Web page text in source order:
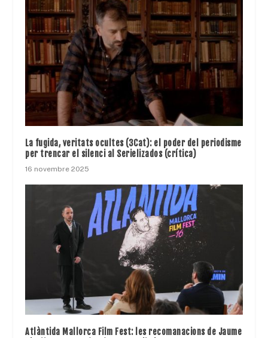
La fugida, veritats ocultes (3Cat): el poder del periodisme
per trencar el silenci al Serielizados (crítica)
16 novembre 2025
Atlàntida Mallorca Film Fest: les recomanacions de Jaume